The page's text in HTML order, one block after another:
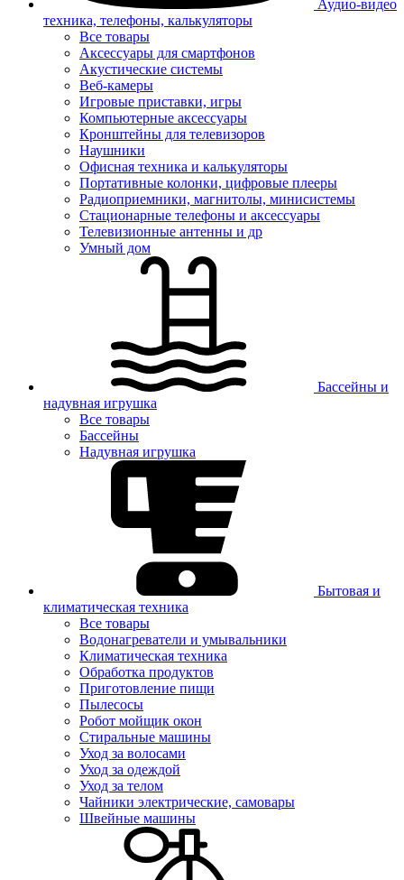
Аудио-видео
техника, телефоны, калькуляторы
Все товары
Аксессуары для смартфонов
Акустические системы
Веб-камеры
Игровые приставки, игры
Компьютерные аксессуары
Кронштейны для телевизоров
Наушники
Офисная техника и калькуляторы
Портативные колонки, цифровые плееры
Радиоприемники, магнитолы, минисистемы
Стационарные телефоны и аксессуары
Телевизионные антенны и др
Умный дом
Бассейны и
надувная игрушка
Все товары
Бассейны
Надувная игрушка
Бытовая и
климатическая техника
Все товары
Водонагреватели и умывальники
Климатическая техника
Обработка продуктов
Приготовление пищи
Пылесосы
Робот мойщик окон
Стиральные машины
Уход за волосами
Уход за одеждой
Уход за телом
Чайники электрические, самовары
Швейные машины